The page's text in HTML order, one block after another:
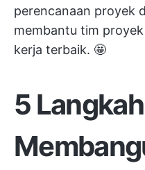
perencanaan proyek
membantu tim
kerja terbaik. 🤩
5